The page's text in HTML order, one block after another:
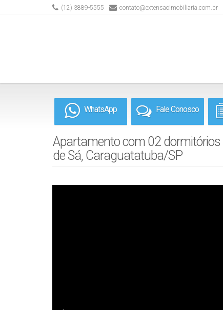
(12) 3889-5555 contato@extensaoimobiliaria.com.br
WhatsApp Fale Conosco
Apartamento com 02
de Sá, Caraguatatuba/SP